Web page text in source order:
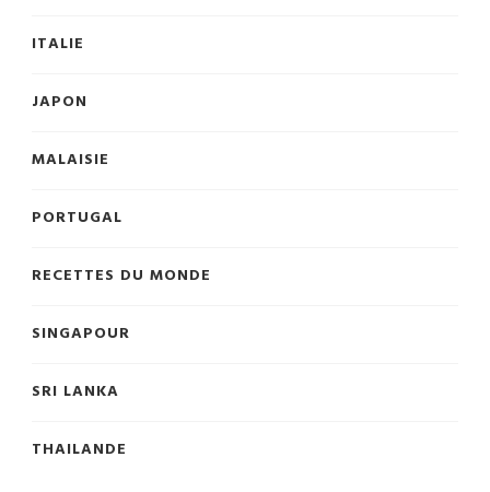
ITALIE
JAPON
MALAISIE
PORTUGAL
RECETTES DU MONDE
SINGAPOUR
SRI LANKA
THAILANDE